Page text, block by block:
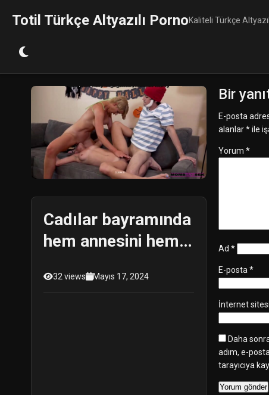
Totil Türkçe Altyazılı PornoKaliteli Türkçe
Cadılar bayramında
hem annesini hem
Türkçe Altyazılı
32 views Mayıs 17, 2024
Bir
E-posta
alanlar*ile
Yorum *
Ad *
E-posta *
İnternet sitesi
Daha
adım, e-
tarayıcıya